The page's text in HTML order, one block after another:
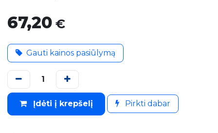
67,20 €
Gauti kainos pasiūlymą
Įdėti į krepšelį Pirkti dabar